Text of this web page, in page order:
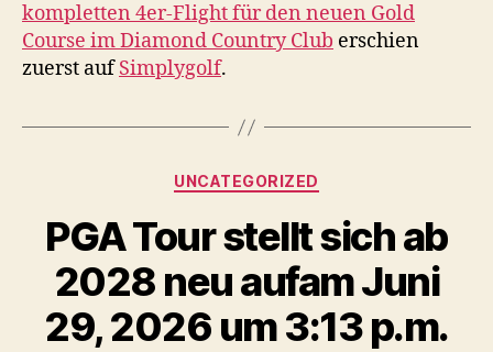
kompletten 4er-Flight für den neuen Gold
Course im Diamond Country Club erschien
zuerst aufSimplygolf.
Kategorien
UNCATEGORIZED
PGA Tour stellt sich ab
2028 neu aufam Juni
29, 2026 um 3:13 p.m.